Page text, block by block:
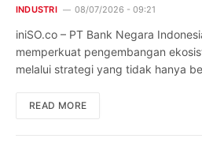
INDUSTRI 08/07/2026 - 09:21
iniSO.co – PT Bank Negara
memperkuat pengembangan
melalui strategi yang tidak hanya
READ MORE